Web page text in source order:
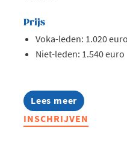
Prijs
Voka-leden: 1.020 euro
Niet-leden: 1.540 euro
Lees meer
about
Opleiding:
Het
INSCHRIJVEN